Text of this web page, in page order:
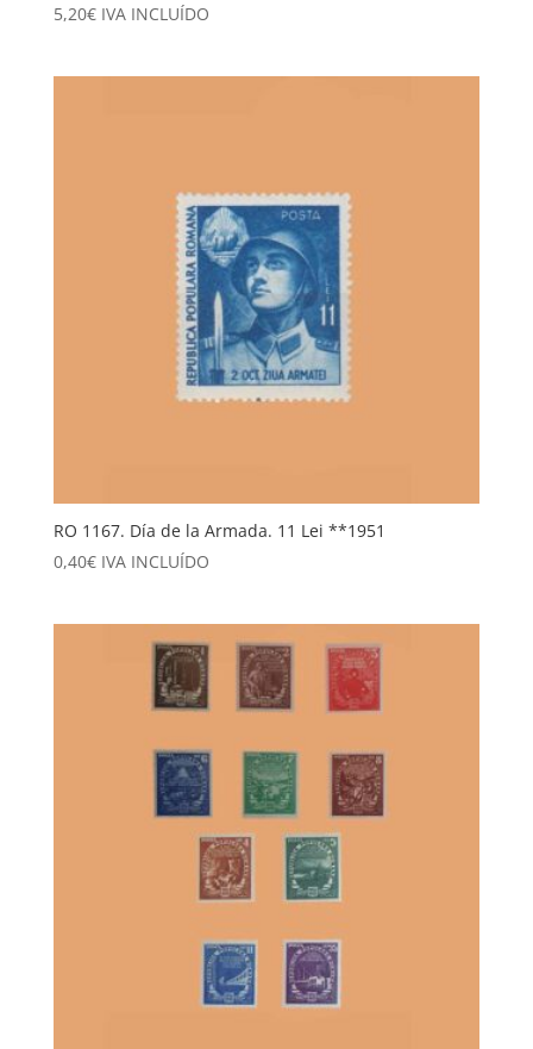
5,20€ IVA INCLUÍDO
RO 1167. Día de la Armada. 11 Lei **1951
0,40€ IVA INCLUÍDO